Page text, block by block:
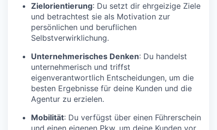
Zielorientierung: Du setzt dir ehrgeizige Ziele
und betrachtest sie als Motivation zur
persönlichen und beruflichen
Selbstverwirklichung.
Unternehmerisches Denken: Du handelst
unternehmerisch und triffst
eigenverantwortlich Entscheidungen, um die
besten Ergebnisse für deine Kunden und die
Agentur zu erzielen.
Mobilität: Du verfügst über einen Führerschein
und einen eigenen Pkw, um deine Kunden vor